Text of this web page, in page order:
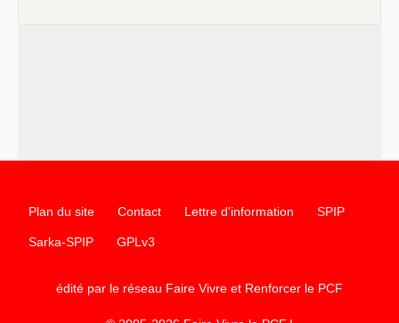
Plan du site Contact Lettre d'information SPIP
Sarka-SPIP GPLv3
édité par le réseau Faire Vivre et Renforcer le PCF